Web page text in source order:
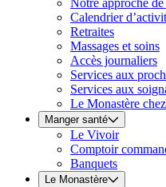
Notre approche de
Calendrier
Retraites
Massages et soins
Accès journaliers
Services aux
Services aux
Le Monastère
Manger santé
Le Vivoir
Comptoir
Banquets
Le Monastère